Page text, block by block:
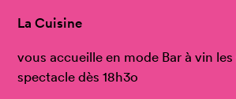
La Cuisine
vous accueille en mode Bar à vin
spectacle dès 18h3o